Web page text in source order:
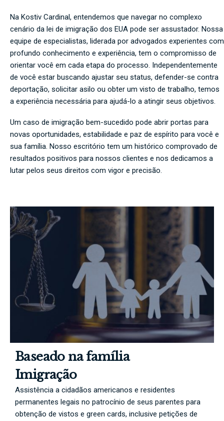
Na Kostiv Cardinal, entendemos que navegar no complexo
cenário da lei de imigração dos EUA pode ser assustador. Nossa
equipe de especialistas, liderada por advogados experientes com
profundo conhecimento e experiência, tem o compromisso de
orientar você em cada etapa do processo. Independentemente
de você estar buscando ajustar seu status, defender-se contra
deportação, solicitar asilo ou obter um visto de trabalho, temos
a experiência necessária para ajudá-lo a atingir seus objetivos.
Um caso de imigração bem-sucedido pode abrir portas para
novas oportunidades, estabilidade e paz de espírito para você e
sua família. Nosso escritório tem um histórico comprovado de
resultados positivos para nossos clientes e nos dedicamos a
lutar pelos seus direitos com vigor e precisão.
Baseado na família
Imigração
Assistência a cidadãos americanos e residentes
permanentes legais no patrocínio de seus parentes para
obtenção de vistos e green cards, inclusive petições de